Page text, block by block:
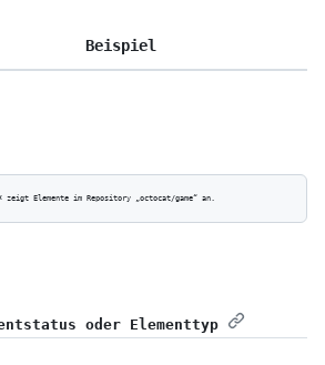
Beispiel
oder Elementtyp